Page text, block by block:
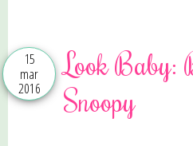
15
mar
2016
Look Baby:
Snoopy